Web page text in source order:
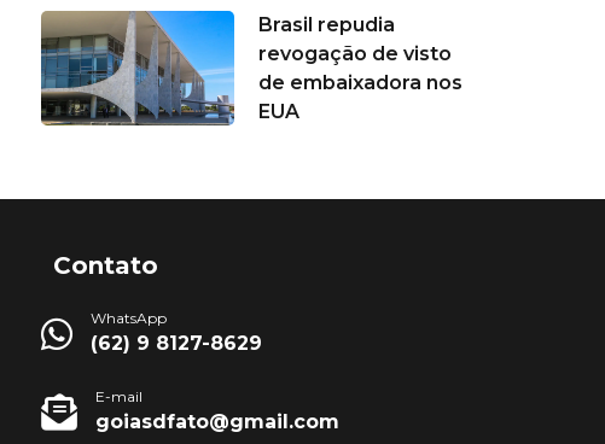
Brasil repudia
revogação de visto
de embaixadora nos
EUA
Contato
WhatsApp
(62) 9 8127-8629
E-mail
goiasdfato@gmail.com